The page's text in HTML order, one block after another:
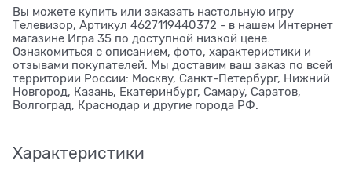
Вы можете купить или заказать настольную игру
Телевизор, Артикул 4627119440372 - в нашем Интернет
магазине Игра 35 по доступной низкой цене.
Ознакомиться с описанием, фото, характеристики и
отзывами покупателей. Мы доставим ваш заказ по всей
территории России: Москву, Санкт-Петербург, Нижний
Новгород, Казань, Екатеринбург, Самару, Саратов,
Волгоград, Краснодар и другие города РФ.
Характеристики